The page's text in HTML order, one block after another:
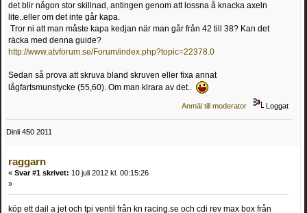
det blir någon stor skillnad, antingen genom att lossna å knacka axeln
lite..eller om det inte går kapa.
Tror ni att man måste kapa kedjan när man går från 42 till 38? Kan det
räcka med denna guide?
http://www.atvforum.se/Forum/index.php?topic=22378.0
Sedan så prova att skruva bland skruven eller fixa annat
lågfartsmunstycke (55,60). Om man klrara av det..
Anmäl till moderator Loggat
Dinli 450 2011
raggarn
« Svar #1 skrivet: 10 juli 2012 kl. 00:15:26
»
köp ett dail a jet och tpi ventil från kn racing.se och cdi rev max box från